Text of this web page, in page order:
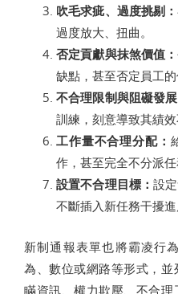
吹毛求疵、過度挑剔：
過度放大、扭曲。
否定貢獻與抹煞價值：
缺點，甚至否定員工的
不合理限制與阻礙發展
訓練，刻意導致其績效
工作量不合理分配：
作，甚至完全不分派任
設置不合理目標：設
不斷插入新任務干擾進
新制通報表單也將霸凌行
為、數位或網路等形式，
瞞資訊、權力欺壓、不合